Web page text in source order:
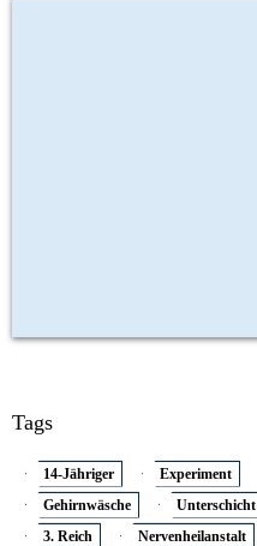
Tags
14-Jähriger Experiment
Gehirnwäsche
Unterschicht
3. Reich
Nervenheilanstalt